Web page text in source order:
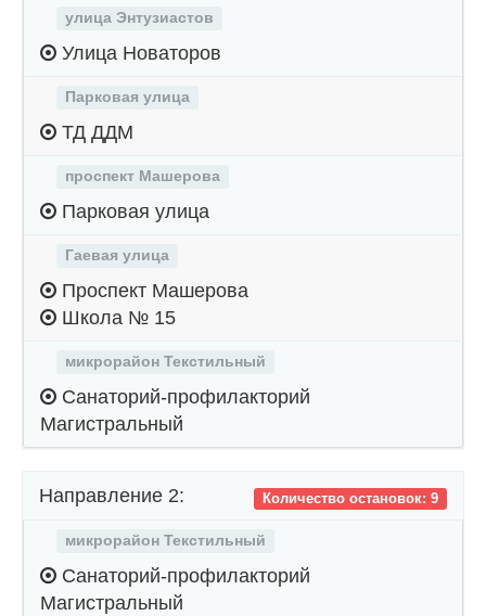
улица Энтузиастов
Улица Новаторов
Парковая улица
ТД ДДМ
проспект Машерова
Парковая улица
Гаевая улица
Проспект Машерова
Школа № 15
микрорайон Текстильный
Санаторий-профилакторий
Магистральный
Количество остановок: 9
Направление 2:
микрорайон Текстильный
Санаторий-профилакторий
Магистральный